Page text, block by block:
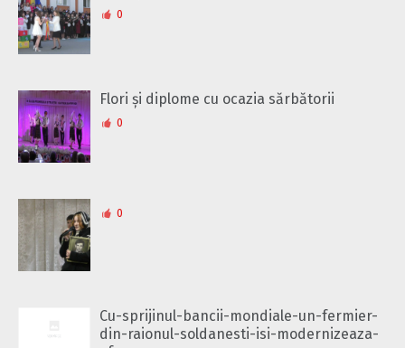
0
Flori și diplome cu ocazia sărbătorii
0
0
Cu-sprijinul-bancii-mondiale-un-fermier-
din-raionul-soldanesti-isi-modernizeaza-